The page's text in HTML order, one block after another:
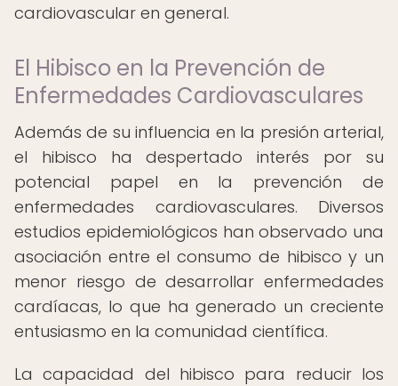
cardiovascular en general.
El Hibisco en la Prevención de
Enfermedades Cardiovasculares
Además de su influencia en la presión arterial,
el hibisco ha despertado interés por su
potencial papel en la prevención de
enfermedades cardiovasculares. Diversos
estudios epidemiológicos han observado una
asociación entre el consumo de hibisco y un
menor riesgo de desarrollar enfermedades
cardíacas, lo que ha generado un creciente
entusiasmo en la comunidad científica.
La capacidad del hibisco para reducir los